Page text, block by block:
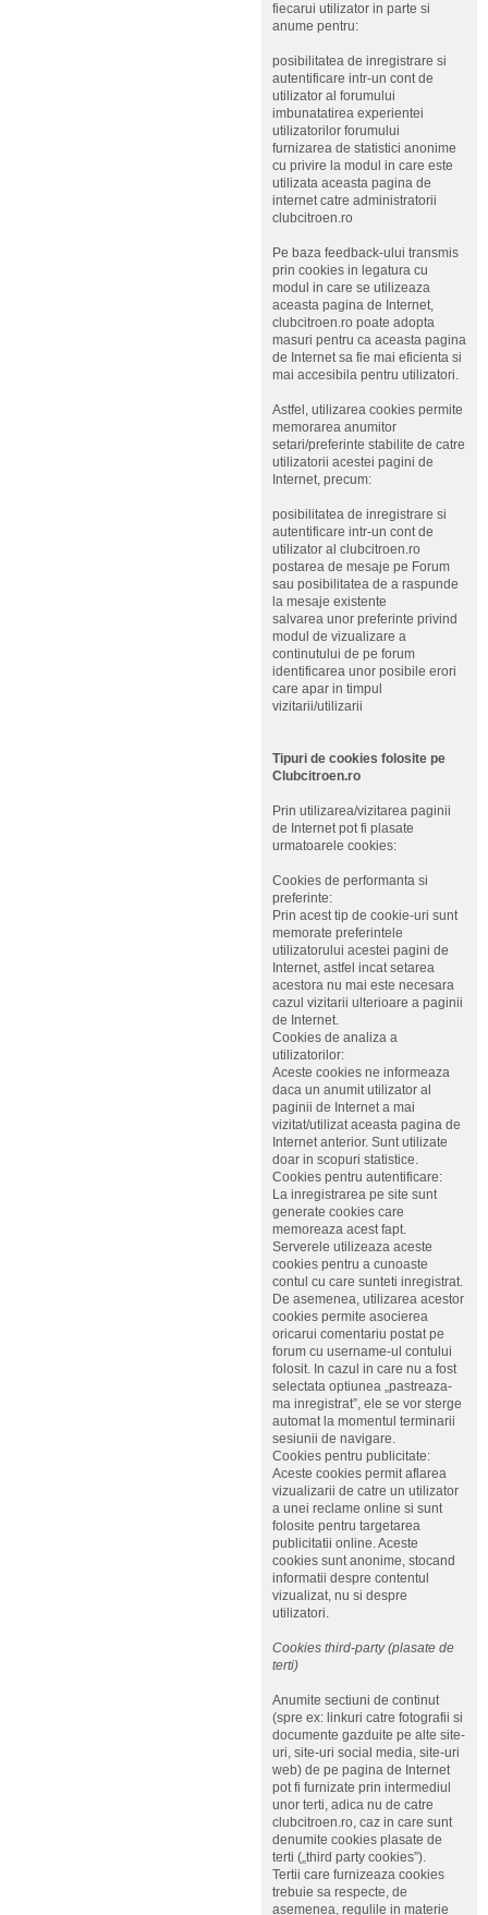
fiecarui utilizator in parte si
anume pentru:
posibilitatea de inregistrare si
autentificare intr-un cont de
utilizator al forumului
imbunatatirea experientei
utilizatorilor forumului
furnizarea de statistici anonime
cu privire la modul in care este
utilizata aceasta pagina de
internet catre administratorii
clubcitroen.ro
Pe baza feedback-ului transmis
prin cookies in legatura cu
modul in care se utilizeaza
aceasta pagina de Internet,
clubcitroen.ro poate adopta
masuri pentru ca aceasta pagina
de Internet sa fie mai eficienta si
mai accesibila pentru utilizatori.
Astfel, utilizarea cookies permite
memorarea anumitor
setari/preferinte stabilite de catre
utilizatorii acestei pagini de
Internet, precum:
posibilitatea de inregistrare si
autentificare intr-un cont de
utilizator al clubcitroen.ro
postarea de mesaje pe Forum
sau posibilitatea de a raspunde
la mesaje existente
salvarea unor preferinte privind
modul de vizualizare a
continutului de pe forum
identificarea unor posibile erori
care apar in timpul
vizitarii/utilizarii
Tipuri de cookies folosite pe
Clubcitroen.ro
Prin utilizarea/vizitarea paginii
de Internet pot fi plasate
urmatoarele cookies:
Cookies de performanta si
preferinte:
Prin acest tip de cookie-uri sunt
memorate preferintele
utilizatorului acestei pagini de
Internet, astfel incat setarea
acestora nu mai este necesara
cazul vizitarii ulterioare a paginii
de Internet.
Cookies de analiza a
utilizatorilor:
Aceste cookies ne informeaza
daca un anumit utilizator al
paginii de Internet a mai
vizitat/utilizat aceasta pagina de
Internet anterior. Sunt utilizate
doar in scopuri statistice.
Cookies pentru autentificare:
La inregistrarea pe site sunt
generate cookies care
memoreaza acest fapt.
Serverele utilizeaza aceste
cookies pentru a cunoaste
contul cu care sunteti inregistrat.
De asemenea, utilizarea acestor
cookies permite asocierea
oricarui comentariu postat pe
forum cu username-ul contului
folosit. In cazul in care nu a fost
selectata optiunea „pastreaza-
ma inregistrat”, ele se vor sterge
automat la momentul terminarii
sesiunii de navigare.
Cookies pentru publicitate:
Aceste cookies permit aflarea
vizualizarii de catre un utilizator
a unei reclame online si sunt
folosite pentru targetarea
publicitatii online. Aceste
cookies sunt anonime, stocand
informatii despre contentul
vizualizat, nu si despre
utilizatori.
Cookies third-party (plasate de
terti)
Anumite sectiuni de continut
(spre ex: linkuri catre fotografii si
documente gazduite pe alte site-
uri, site-uri social media, site-uri
web) de pe pagina de Internet
pot fi furnizate prin intermediul
unor terti, adica nu de catre
clubcitroen.ro, caz in care sunt
denumite cookies plasate de
terti („third party cookies”).
Tertii care furnizeaza cookies
trebuie sa respecte, de
asemenea, regulile in materie